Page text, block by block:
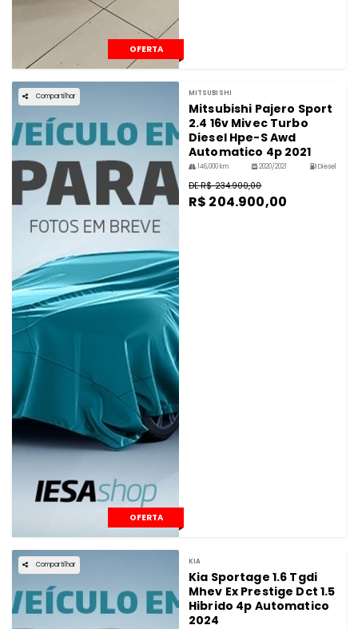
OFERTA
OFERTA
Compartilhar MITSUBISHI
Mitsubishi Pajero Sport
2.4 16v Mivec Turbo
Diesel Hpe-S Awd
Automatico 4p 2021
146,000 km 2020/2021 Diesel
DE R$ 234.900,00
R$ 204.900,00
Compartilhar KIA
Kia Sportage 1.6 Tgdi
Mhev Ex Prestige Dct 1.5
Hibrido 4p Automatico
2024